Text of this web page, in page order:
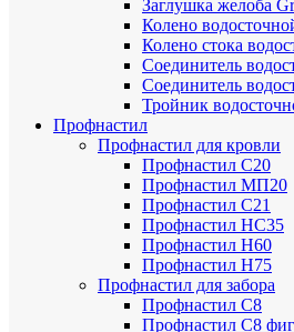
Заглушка желоба
Колено
Колено стока
Соединитель
Соединитель
Тройник
Профнастил
Профнастил для кровли
Профнастил С20
Профнастил МП20
Профнастил С21
Профнастил НС35
Профнастил Н60
Профнастил Н75
Профнастил для забора
Профнастил С8
Профнастил С8